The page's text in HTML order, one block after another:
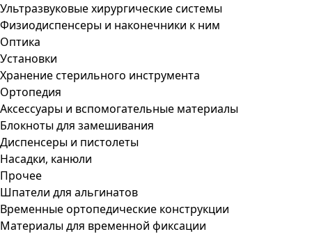
Ультразвуковые хирургические системы
Физиодиспенсеры и наконечники к ним
Оптика
Установки
Хранение стерильного инструмента
Ортопедия
Аксессуары и вспомогательные материалы
Блокноты для замешивания
Диспенсеры и пистолеты
Насадки, канюли
Прочее
Шпатели для альгинатов
Временные ортопедические конструкции
Материалы для временной фиксации